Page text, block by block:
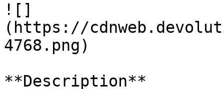
![]
(https://
4768.png)
**Description**